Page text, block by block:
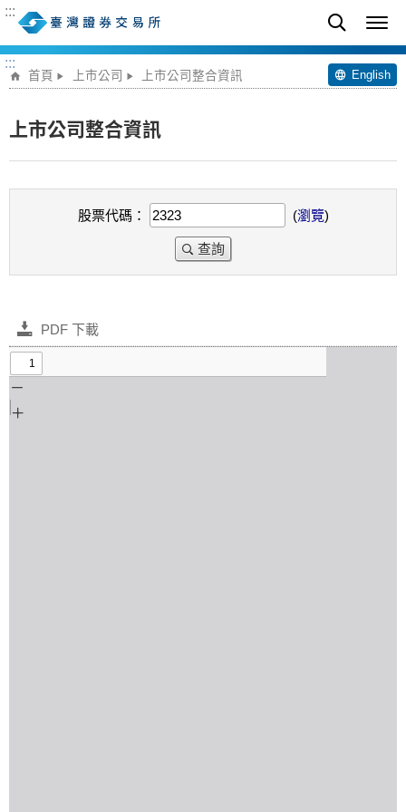
:::
:::
首頁 上市公司 上市公司整合資訊 English
上市公司整合資訊
股票代碼： (瀏覽)
查詢
PDF 下載